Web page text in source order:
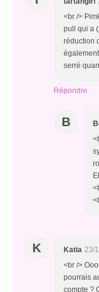
<br />
pull qui a
réduction
serré
Répondre
B
K Katia 23/
<br />
pourrais
compte ?